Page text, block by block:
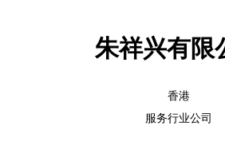
朱祥兴有限
香港
服务行业公司